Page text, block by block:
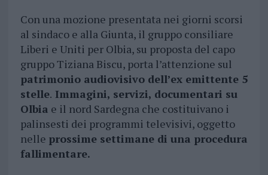
Con una mozione presentata nei giorni scorsi
al sindaco e alla Giunta, il gruppo consiliare
Liberi e Uniti per Olbia, su proposta del capo
gruppo Tiziana Biscu, porta l’attenzione sul
patrimonio audiovisivo dell’ex emittente 5
stelle. Immagini, servizi, documentari su
Olbia e il nord Sardegna che costituivano i
palinsesti dei programmi televisivi, oggetto
nelle prossime settimane di una procedura
fallimentare.